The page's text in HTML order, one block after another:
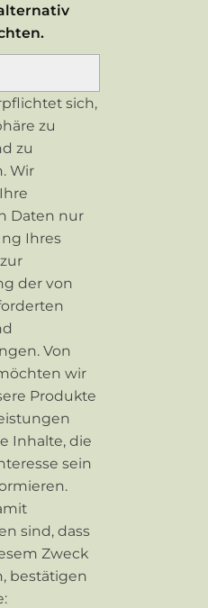
sich,
zu
zu
Wir
Daten nur
Ihres
der von
Von
wir
Produkte
Inhalte, die
sein
sind, dass
Zweck
bestätigen